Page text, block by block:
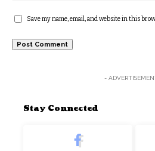
Save my name, email, and website in this
-
Stay Connected